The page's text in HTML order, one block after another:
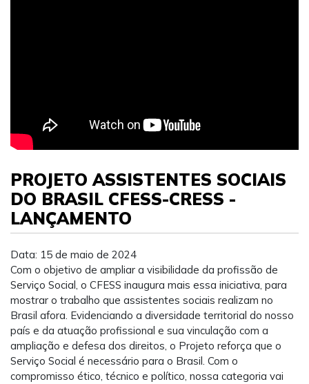
PROJETO ASSISTENTES SOCIAIS
DO BRASIL CFESS-CRESS -
LANÇAMENTO
Data: 15 de maio de 2024
Com o objetivo de ampliar a visibilidade da profissão de
Serviço Social, o CFESS inaugura mais essa iniciativa, para
mostrar o trabalho que assistentes sociais realizam no
Brasil afora. Evidenciando a diversidade territorial do nosso
país e da atuação profissional e sua vinculação com a
ampliação e defesa dos direitos, o Projeto reforça que o
Serviço Social é necessário para o Brasil. Com o
compromisso ético, técnico e político, nossa categoria vai